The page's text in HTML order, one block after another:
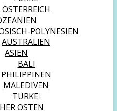
ÖSTERREICH
POLYNESIEN
AUSTRALIEN
ASIEN
BALI
PHILIPPINEN
MALEDIVEN
TÜRKEI
OSTEN